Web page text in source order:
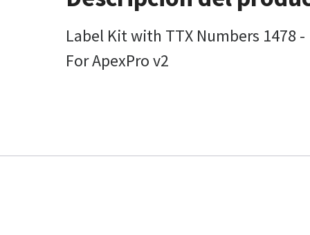
Label Kit with TTX Numbers 1478
For ApexPro v2